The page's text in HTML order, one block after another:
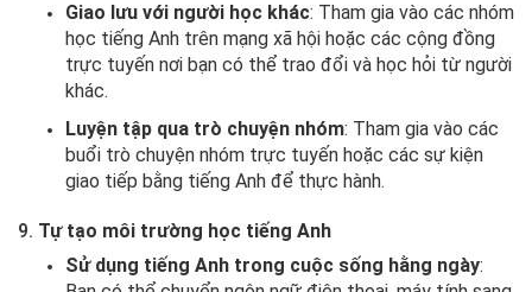
Giao lưu với người học khác: Tham gia vào các nhóm
học tiếng Anh trên mạng xã hội hoặc các cộng đồng
trực tuyến nơi bạn có thể trao đổi và học hỏi từ người
khác.
Luyện tập qua trò chuyện nhóm: Tham gia vào các
buổi trò chuyện nhóm trực tuyến hoặc các sự kiện
giao tiếp bằng tiếng Anh để thực hành.
9. Tự tạo môi trường học tiếng Anh
Sử dụng tiếng Anh trong cuộc sống hằng ngày: